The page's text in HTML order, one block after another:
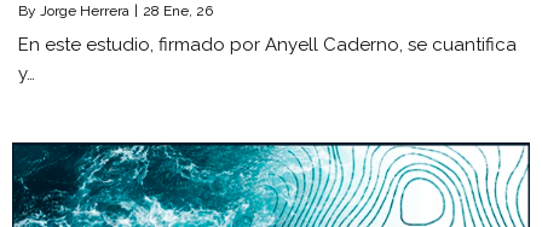
By Jorge Herrera | 28 Ene, 26
En este estudio, firmado por Anyell Caderno, se cuantifica
y…